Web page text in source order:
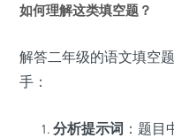
如何理解这类填空题？
解答二年级的语文填空
手：
分析提示词 ：题目